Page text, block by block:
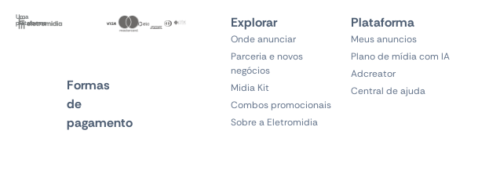
Uma
plataforma
Formas
de
pagamento
Explorar
Onde anunciar
Parceria e novos
negócios
Midia Kit
Combos promocionais
Sobre a Eletromidia
Plataforma
Meus anuncios
Plano de mídia com IA
Adcreator
Central de ajuda